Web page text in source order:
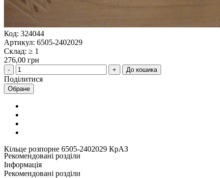
Код: 324044
Артикул: 6505-2402029
Склад: ≥ 1
276,00 грн
До кошика
Поділитися
Обране
Кільце розпорне 6505-2402029 КрАЗ
Рекомендовані розділи
Інформація
Рекомендовані розділи